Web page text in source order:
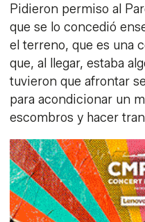
Pidieron permiso al
que se lo concedió
el terreno, que es una
que, al llegar, estaba
tuvieron que afrontar
para acondicionar un
escombros y hacer